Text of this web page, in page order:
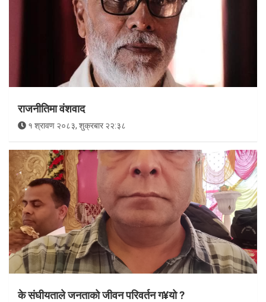
राजनीतिमा वंशवाद
१ श्रावण २०८३, शुक्रबार २२:३८
के संघीयताले जनताको जीवन परिवर्तन ग¥यो ?